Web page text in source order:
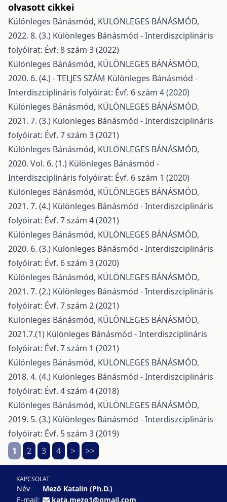
olvasott cikkei
Különleges Bánásmód, KÜLÖNLEGES BÁNÁSMÓD,
2022. 8. (3.) Különleges Bánásmód - Interdiszciplináris
folyóirat: Évf. 8 szám 3 (2022)
Különleges Bánásmód, KÜLÖNLEGES BÁNÁSMÓD,
2020. 6. (4.) - TELJES SZÁM Különleges Bánásmód -
Interdiszciplináris folyóirat: Évf. 6 szám 4 (2020)
Különleges Bánásmód, KÜLÖNLEGES BÁNÁSMÓD,
2021. 7. (3.) Különleges Bánásmód - Interdiszciplináris
folyóirat: Évf. 7 szám 3 (2021)
Különleges Bánásmód, KÜLÖNLEGES BÁNÁSMÓD,
2020. Vol. 6. (1.) Különleges Bánásmód -
Interdiszciplináris folyóirat: Évf. 6 szám 1 (2020)
Különleges Bánásmód, KÜLÖNLEGES BÁNÁSMÓD,
2021. 7. (4.) Különleges Bánásmód - Interdiszciplináris
folyóirat: Évf. 7 szám 4 (2021)
Különleges Bánásmód, KÜLÖNLEGES BÁNÁSMÓD,
2020. 6. (3.) Különleges Bánásmód - Interdiszciplináris
folyóirat: Évf. 6 szám 3 (2020)
Különleges Bánásmód, KÜLÖNLEGES BÁNÁSMÓD,
2021. 7. (2.) Különleges Bánásmód - Interdiszciplináris
folyóirat: Évf. 7 szám 2 (2021)
Különleges Bánásmód, KÜLÖNLEGES BÁNÁSMÓD,
2021.7.(1) Különleges Bánásmód - Interdiszciplináris
folyóirat: Évf. 7 szám 1 (2021)
Különleges Bánásmód, KÜLÖNLEGES BÁNÁSMÓD,
2018. 4. (4.) Különleges Bánásmód - Interdiszciplináris
folyóirat: Évf. 4 szám 4 (2018)
Különleges Bánásmód, KÜLÖNLEGES BÁNÁSMÓD,
2019. 5. (3.) Különleges Bánásmód - Interdiszciplináris
folyóirat: Évf. 5 szám 3 (2019)
1
2 3 4 > >>
KAPCSOLAT
Név
Mező Katalin (Ph.D.)
E-mail:
kata.mezo1@gmail.com